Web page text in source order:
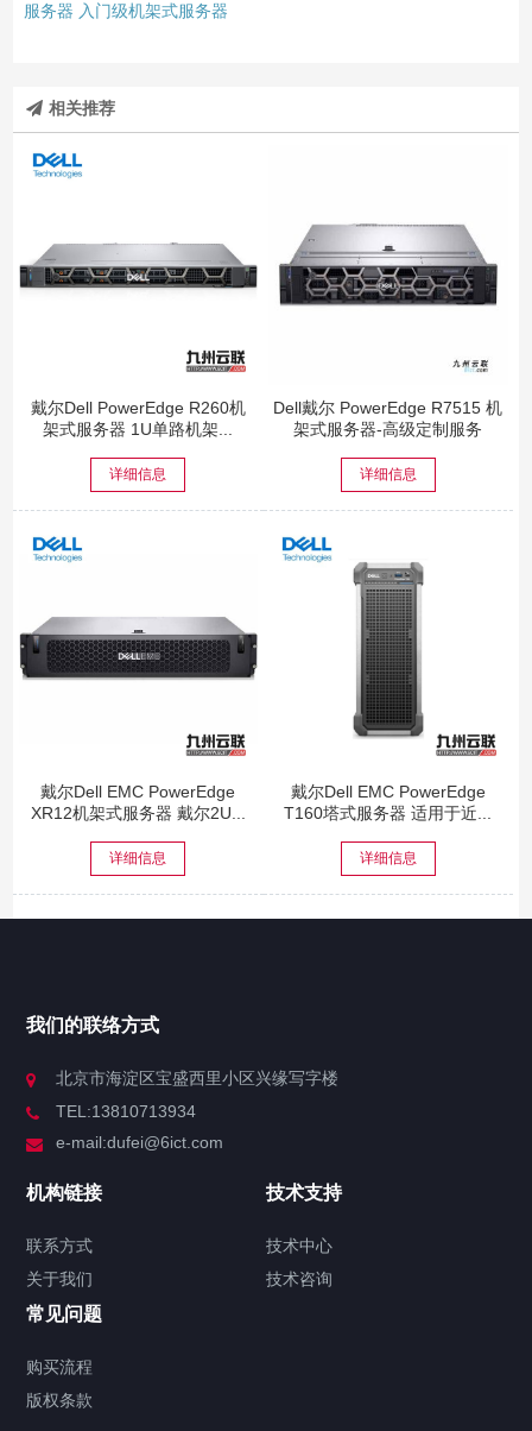
服务器 入门级机架式服务器
相关推荐
戴尔Dell PowerEdge R260机
架式服务器 1U单路机架...
详细信息
Dell戴尔 PowerEdge R7515 机
架式服务器-高级定制服务
详细信息
戴尔Dell EMC PowerEdge
XR12机架式服务器 戴尔2U...
详细信息
戴尔Dell EMC PowerEdge
T160塔式服务器 适用于近...
详细信息
我们的联络方式
北京市海淀区宝盛西里小区兴缘写字楼
TEL:13810713934
e-mail:dufei@6ict.com
机构链接
联系方式
关于我们
技术支持
技术中心
技术咨询
常见问题
购买流程
版权条款